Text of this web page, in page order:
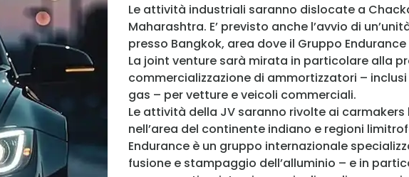
Le attività industriali saranno dislocate a
Maharashtra. E’ previsto anche l’avvio di
presso Bangkok, area dove il Gruppo
La joint venture sarà mirata in particolare alla
commercializzazione di ammortizzatori –
gas – per vetture e veicoli commerciali.
Le attività della JV saranno rivolte ai
nell’area del continente indiano e regioni
Endurance è un gruppo internazionale
fusione e stampaggio dell’alluminio – e in